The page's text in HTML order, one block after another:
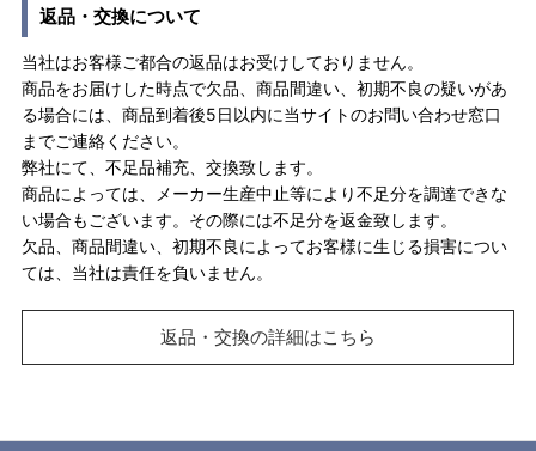
返品・交換について
当社はお客様ご都合の返品はお受けしておりません。
商品をお届けした時点で欠品、商品間違い、初期不良の疑いがあ
る場合には、商品到着後5日以内に当サイトのお問い合わせ窓口
までご連絡ください。
弊社にて、不足品補充、交換致します。
商品によっては、メーカー生産中止等により不足分を調達できな
い場合もございます。その際には不足分を返金致します。
欠品、商品間違い、初期不良によってお客様に生じる損害につい
ては、当社は責任を負いません。
返品・交換の詳細はこちら